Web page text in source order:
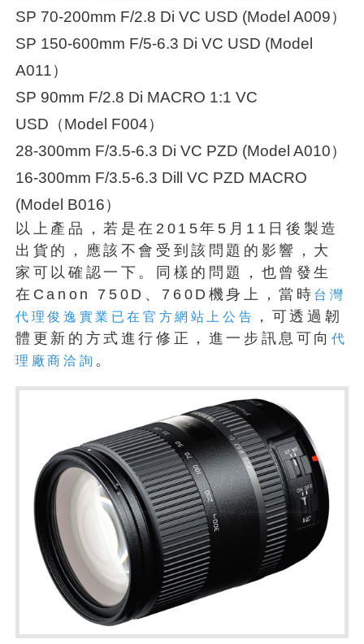
SP 70-200mm F/2.8 Di VC USD (Model A009）
SP 150-600mm F/5-6.3 Di VC USD (Model
A011）
SP 90mm F/2.8 Di MACRO 1:1 VC
USD（Model F004）
28-300mm F/3.5-6.3 Di VC PZD (Model A010）
16-300mm F/3.5-6.3 Dill VC PZD MACRO
(Model B016）
以上產品，若是在2015年5月11日後製造
出貨的，應該不會受到該問題的影響，大
家可以確認一下。同樣的問題，也曾發生
在Canon 750D、760D機身上，當時 台灣
代理俊逸實業已在官方網站上公告
，可透過韌
體更新的方式進行修正，進一步訊息可向 代
理廠商洽詢 。